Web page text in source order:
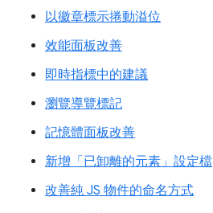
以徽章標示捲動溢位
效能面板改善
即時指標中的建議
瀏覽導覽標記
記憶體面板改善
新增「已卸離的元素」設定檔
改善純 JS 物件的命名方式